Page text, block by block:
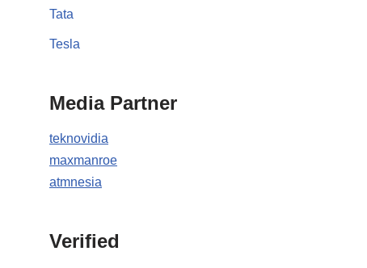
Tata
Tesla
Media Partner
teknovidia
maxmanroe
atmnesia
Verified